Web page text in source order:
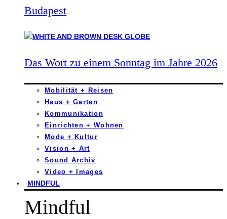
Budapest
Das Wort zu einem Sonntag im Jahre 2026
Mobilität + Reisen
Haus + Garten
Kommunikation
Einrichten + Wohnen
Mode + Kultur
Vision + Art
Sound Archiv
Video + Images
MINDFUL
Mindful